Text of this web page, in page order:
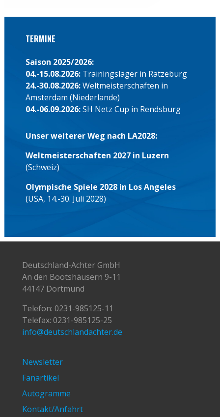
Lütje, Nils Vorberg.
←zurück weiter →
TERMINE
04.-15.08.2026:Trainingslager in Ratzeburg
24.-30.08.2026:Weltmeisterschaften in
Weltmeisterschaften 2027 in Luzern
(Schweiz)
Olympische Spiele 2028 in Los Angeles
(USA, 14.-30. Juli 2028)
Deutschland-Achter GmbH
An den Bootshäusern 9-11
44147 Dortmund